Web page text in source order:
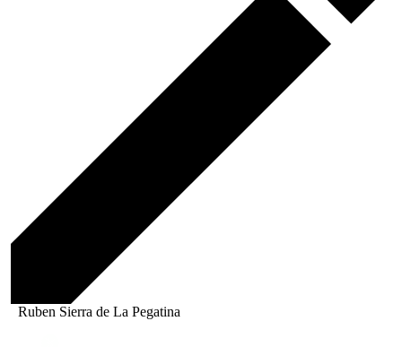
Ruben Sierra de La Pegatina